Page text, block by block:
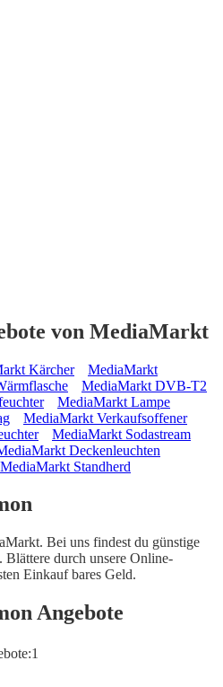
von MediaMarkt
Kärcher
MediaMarkt
MediaMarkt DVB-T2
MediaMarkt Lampe
MediaMarkt Verkaufsoffener
MediaMarkt Sodastream
Deckenleuchten
MediaMarkt Standherd
Bei uns findest du günstige
Blättere durch unsere Online-
Einkauf bares Geld.
Angebote
1